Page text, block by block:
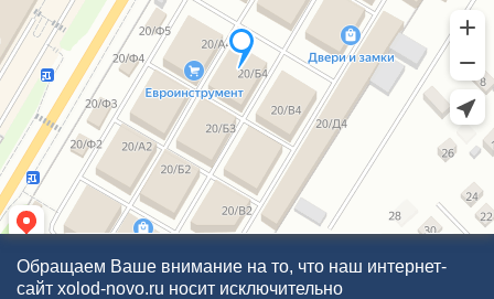
Обращаем Ваше внимание на то, что наш интернет-
сайт xolod-novo.ru носит исключительно